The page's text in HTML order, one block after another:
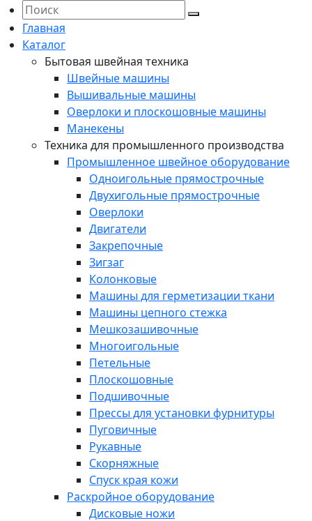
Главная
Каталог
Бытовая швейная техника
Швейные машины
Вышивальные машины
Оверлоки и плоскошовные машины
Манекены
Техника для промышленного производства
Промышленное швейное оборудование
Одноигольные прямострочные
Двухигольные прямострочные
Оверлоки
Двигатели
Закрепочные
Зигзаг
Колонковые
Машины для герметизации ткани
Машины цепного стежка
Мешкозашивочные
Многоигольные
Петельные
Плоскошовные
Подшивочные
Прессы для установки фурнитуры
Пуговичные
Рукавные
Скорняжные
Спуск края кожи
Раскройное оборудование
Дисковые ножи